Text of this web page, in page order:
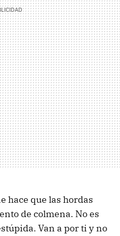
hace que las hordas
de colmena. No es
Van a por ti y no